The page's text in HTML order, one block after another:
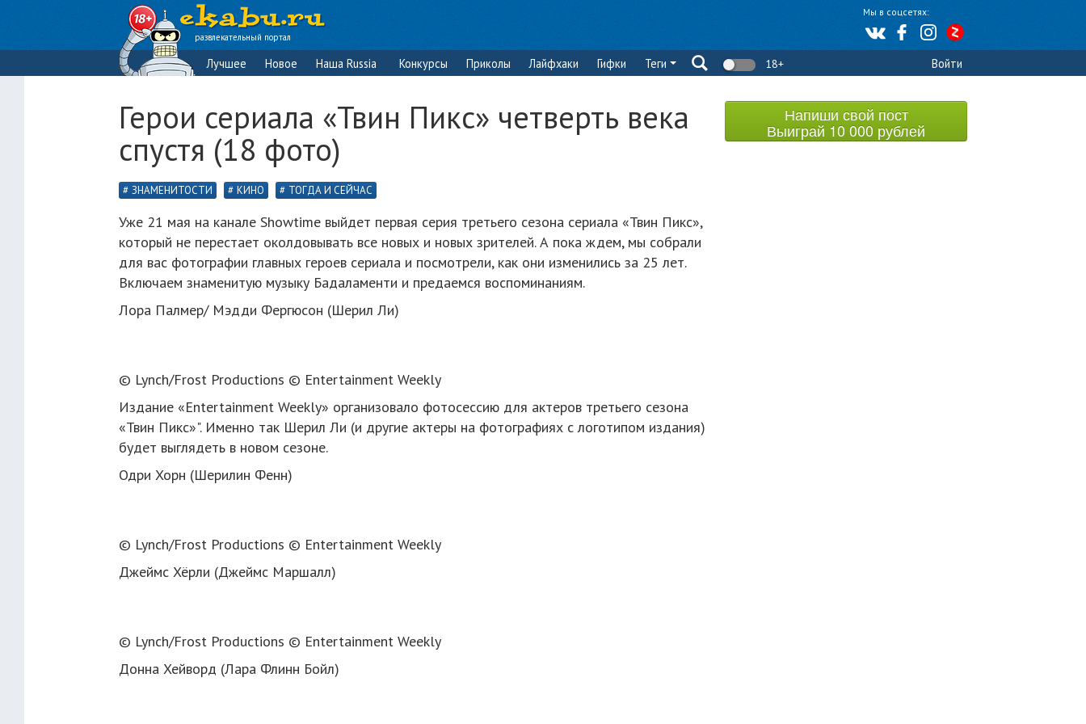
Мы в соцсетях:
развлекательный портал
Лучшее Новое Наша Russia Конкурсы Приколы Лайфхаки Гифки Теги 18+ Войти
Герои сериала «Твин Пикс» четверть века
спустя (18 фото)
ЗНАМЕНИТОСТИ КИНО ТОГДА И СЕЙЧАС
Уже 21 мая на канале Showtime выйдет первая серия третьего сезона сериала «Твин Пикс»,
который не перестает околдовывать все новых и новых зрителей. А пока ждем, мы собрали
для вас фотографии главных героев сериала и посмотрели, как они изменились за 25 лет.
Включаем знаменитую музыку Бадаламенти и предаемся воспоминаниям.
Лора Палмер/ Мэдди Фергюсон (Шерил Ли)
© Lynch/Frost Productions © Entertainment Weekly
Издание «Entertainment Weekly» организовало фотосессию для актеров третьего сезона
«Твин Пикс»". Именно так Шерил Ли (и другие актеры на фотографиях с логотипом издания)
будет выглядеть в новом сезоне.
Одри Хорн (Шерилин Фенн)
© Lynch/Frost Productions © Entertainment Weekly
Джеймс Хёрли (Джеймс Маршалл)
© Lynch/Frost Productions © Entertainment Weekly
Донна Хейворд (Лара Флинн Бойл)
Напиши свой пост
Выиграй 10 000 рублей